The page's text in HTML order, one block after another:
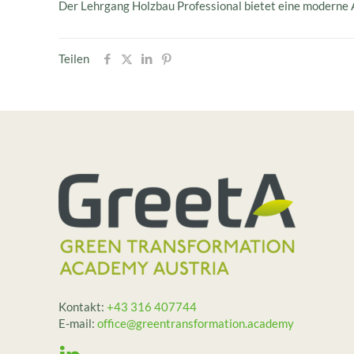
Der Lehrgang Holzbau Professional bietet eine
Teilen
Kontakt: +43 316 407744
E-mail: office@greentransformation.academy